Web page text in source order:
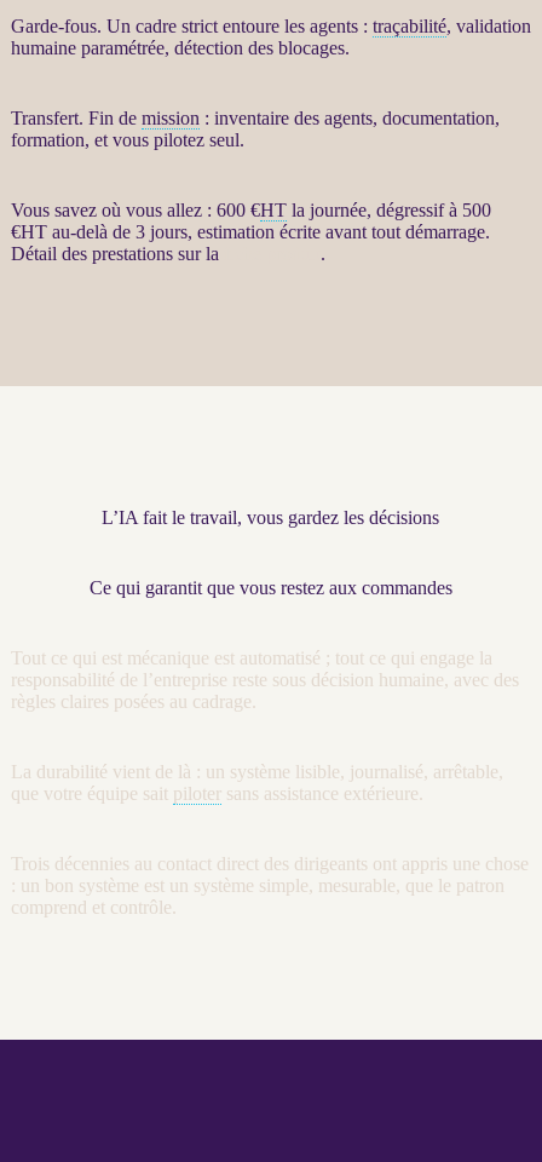
Garde-fous. Un cadre strict entoure les agents: traçabilité, validation
humaine paramétrée, détection des blocages.
Transfert. Fin de mission : inventaire des agents, documentation,
formation, et vous pilotez seul.
Vous savez où vous allez : 600 €HTla journée, dégressif à 500
€HTau-delà de 3 jours, estimation écrite avant tout démarrage.
Détail des prestations sur la
.
L’IA fait le travail, vous gardez les décisions
Ce qui garantit que vous restez aux commandes
Tout ce qui est mécanique est automatisé ; tout ce qui engage la
responsabilité de l’entreprise reste sous décision humaine, avec des
règles claires posées au cadrage.
La durabilité vient de là : un système lisible, journalisé, arrêtable,
que votre équipe sait pilotersans assistance extérieure.
Trois décennies au contact direct des dirigeants ont appris une chose
: un bon système est un système simple, mesurable, que le patron
comprend et contrôle.